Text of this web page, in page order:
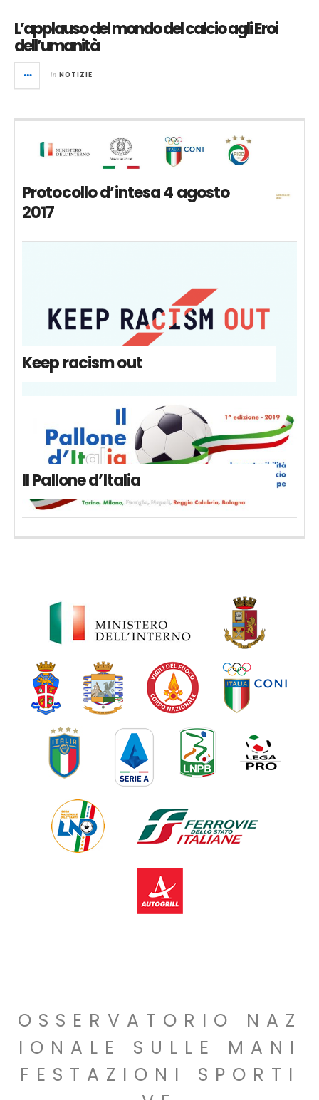
L’applauso del mondo del calcio agli Eroi
dell’umanità
in NOTIZIE
Protocollo d’intesa 4 agosto
2017
Keep racism out
Il Pallone d’Italia
OSSERVATORIO NAZ
IONALE SULLE MANI
FESTAZIONI SPORTI